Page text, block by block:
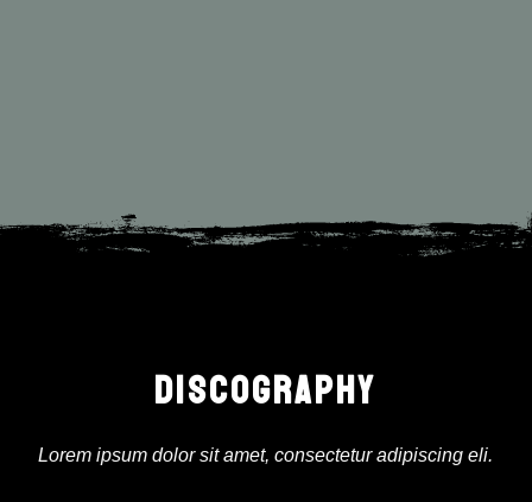
DISCOGRAPHY
Lorem ipsum dolor sit amet, consectetur adipiscing eli.